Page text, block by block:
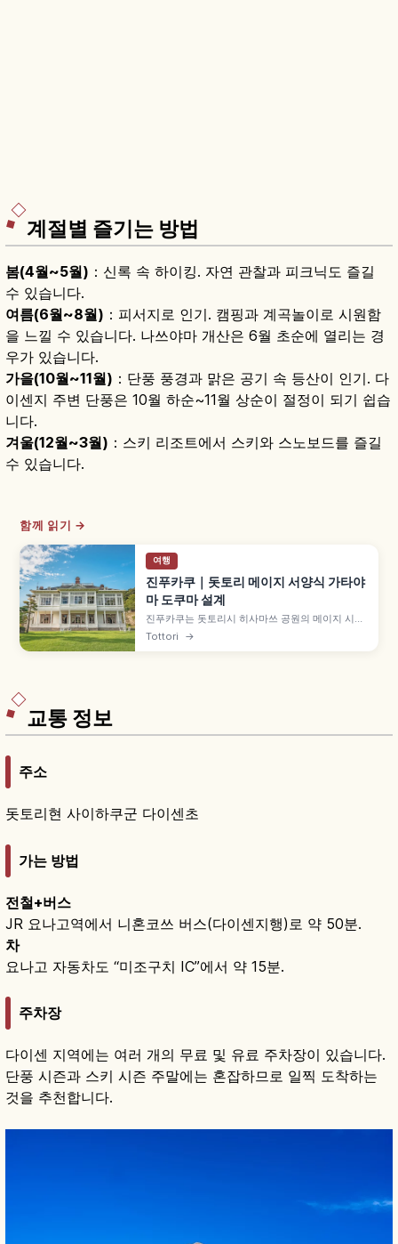
계절별 즐기는 방법
봄(4월~5월) ：신록 속 하이킹. 자연 관찰과 피크닉도 즐길
수 있습니다.
여름(6월~8월) ：피서지로 인기. 캠핑과 계곡놀이로 시원함
을 느낄 수 있습니다. 나쓰야마 개산은 6월 초순에 열리는 경
우가 있습니다.
가을(10월~11월) ：단풍 풍경과 맑은 공기 속 등산이 인기. 다
이센지 주변 단풍은 10월 하순~11월 상순이 절정이 되기 쉽습
니다.
겨울(12월~3월) ：스키 리조트에서 스키와 스노보드를 즐길
수 있습니다.
함께 읽기 →
여행
진푸카쿠｜돗토리 메이지 서양식 가타야
마 도쿠마 설계
진푸카쿠는 돗토리시 히사마쓰 공원의 메이지 시대
서양식 건축으로, 옛 돗토리번 번주 이케다 나카히
Tottori →
교통 정보
주소
돗토리현 사이하쿠군 다이센초
가는 방법
전철+버스
JR 요나고역에서 니혼코쓰 버스(다이센지행)로 약 50분.
차
요나고 자동차도 “미조구치 IC”에서 약 15분.
주차장
다이센 지역에는 여러 개의 무료 및 유료 주차장이 있습니다.
단풍 시즌과 스키 시즌 주말에는 혼잡하므로 일찍 도착하는
것을 추천합니다.